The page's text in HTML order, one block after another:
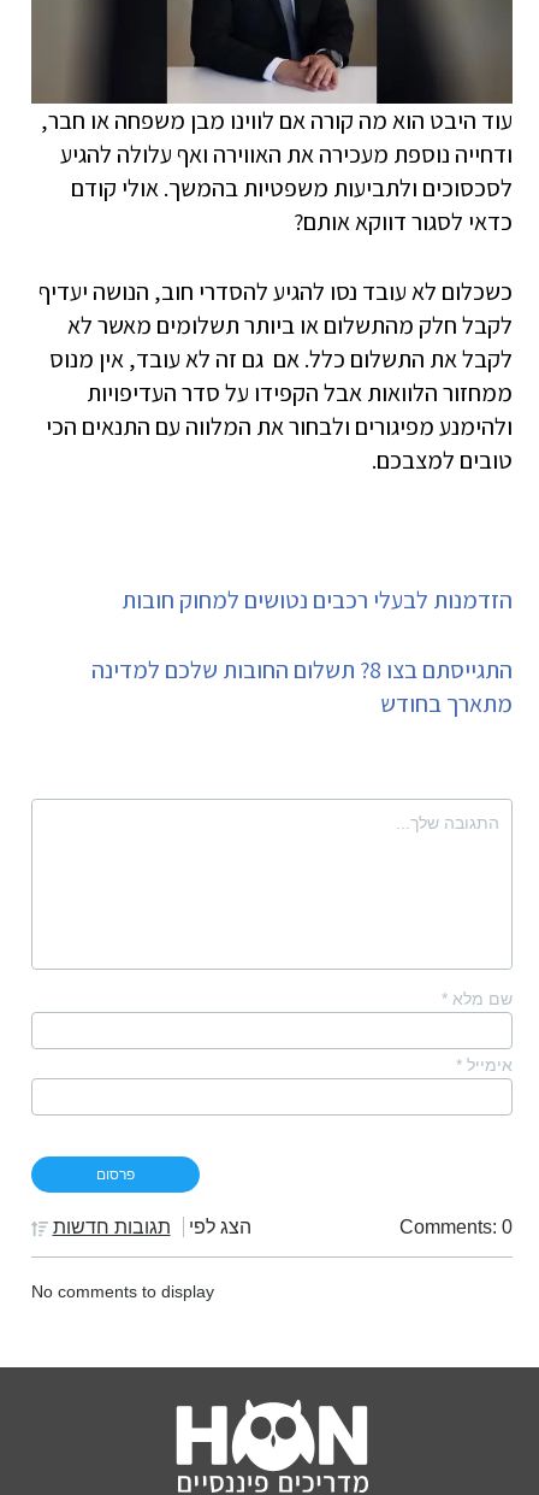
עוד היבט הוא מה קורה אם לווינו מבן משפחה או חבר,
ודחייה נוספת מעכירה את האווירה ואף עלולה להגיע
לסכסוכים ולתביעות משפטיות בהמשך. אולי קודם
כדאי לסגור דווקא אותם?
כשכלום לא עובד נסו להגיע להסדרי חוב, הנושה יעדיף
לקבל חלק מהתשלום או ביותר תשלומים מאשר לא
לקבל את התשלום כלל. אם גם זה לא עובד, אין מנוס
ממחזור הלוואות אבל הקפידו על סדר העדיפויות
ולהימנע מפיגורים ולבחור את המלווה עם התנאים הכי
טובים למצבכם.
הזדמנות לבעלי רכבים נטושים למחוק חובות
התגייסתם בצו 8? תשלום החובות שלכם למדינה
מתארך בחודש
שם מלא *
אימייל *
Comments: 0 הצג לפי תגובות חדשות
No comments to display